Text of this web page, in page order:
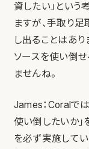
資したい」という
ますが、手取り
し出ることはあり
ソースを使い倒
ませんね。
James：Coralで
使い倒したいか」
を必ず実施してい